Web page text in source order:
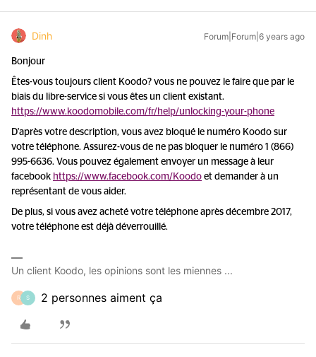
Dinh Forum|Forum|6 years ago
Bonjour
Êtes-vous toujours client Koodo? vous ne pouvez le faire que par le
biais du libre-service si vous êtes un client existant.
https://www.koodomobile.com/fr/help/unlocking-your-phone
D'après votre description, vous avez bloqué le numéro Koodo sur
votre téléphone. Assurez-vous de ne pas bloquer le numéro 1 (866)
995-6636. Vous pouvez également envoyer un message à leur
facebook https://www.facebook.com/Koodo et demander à un
représentant de vous aider.
De plus, si vous avez acheté votre téléphone après décembre 2017,
votre téléphone est déjà déverrouillé.
Un client Koodo, les opinions sont les miennes ...
R S 2 personnes aiment ça